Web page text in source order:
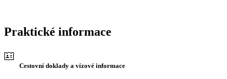
Praktické informace
Cestovní doklady a vízové informace